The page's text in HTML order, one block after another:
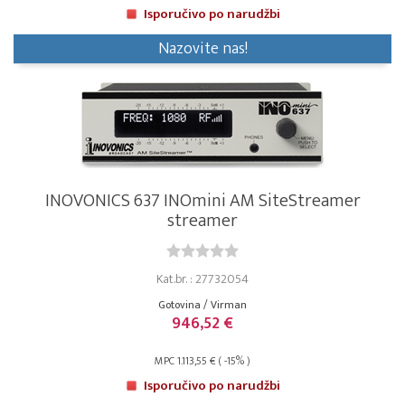
Isporučivo po narudžbi
Nazovite nas!
INOVONICS 637 INOmini AM SiteStreamer
streamer
Kat.br. : 27732054
Gotovina / Virman
946,52 €
MPC 1.113,55 € ( -15% )
Isporučivo po narudžbi